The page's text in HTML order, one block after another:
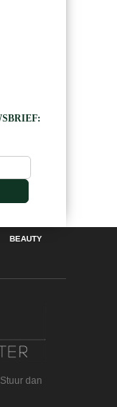
BEAUTY
dan